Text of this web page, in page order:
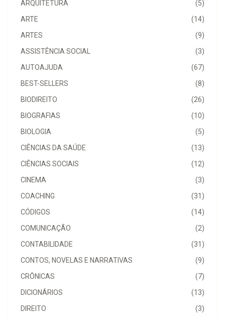
(5)
ARQUITETURA
(14)
ARTE
(9)
ARTES
(3)
ASSISTÊNCIA SOCIAL
(67)
AUTOAJUDA
(8)
BEST-SELLERS
(26)
BIODIREITO
(10)
BIOGRAFIAS
(5)
BIOLOGIA
(13)
CIÊNCIAS DA SAÚDE
(12)
CIÊNCIAS SOCIAIS
(3)
CINEMA
(31)
COACHING
(14)
CÓDIGOS
(2)
COMUNICAÇÃO
(31)
CONTABILIDADE
(9)
CONTOS, NOVELAS E NARRATIVAS
(7)
CRÔNICAS
(13)
DICIONÁRIOS
(3)
DIREITO